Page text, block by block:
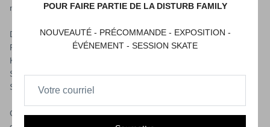
nombreuses années plus tard)
Dans sa carrière, il a été sponsorisé par Vision Skateboards et
Real Skateboards, et a monté ses propres compagnies : Blind et
Krooked. Ses sponsors actuels sont : Krooked Skateboarding,
Spitfire Wheels, Independent5, Fourstar Clothing et Adidas
Skateshoes.
Gonzales a également suivi une carrière parallèle en tant
POUR FAIRE PARTIE DE LA DISTURB FAMILY
NOUVEAUTÉ - PRÉCOMMANDE - EXPOSITION -
ÉVÉNEMENT - SESSION SKATE